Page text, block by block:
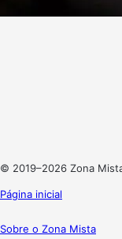
© 2019–2026 Zona
Página inicial
Sobre o Zona Mista